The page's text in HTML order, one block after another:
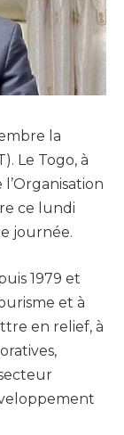
la
Le Togo, à
l’Organisation
ce lundi
journée.
1979 et
et à
en relief, à